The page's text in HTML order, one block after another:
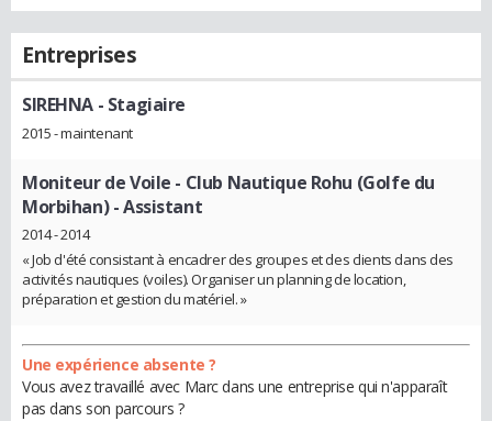
Entreprises
SIREHNA - Stagiaire
2015 - maintenant
Moniteur de Voile - Club Nautique Rohu (Golfe du
Morbihan)- Assistant
2014 - 2014
« Job d'été consistant à encadrer des groupes et des clients dans des
activités nautiques (voiles). Organiser un planning de location,
préparation et gestion du matériel. »
Une expérience absente ?
Vous avez travaillé avec Marc dans une entreprise qui n'apparaît
pas dans son parcours ?